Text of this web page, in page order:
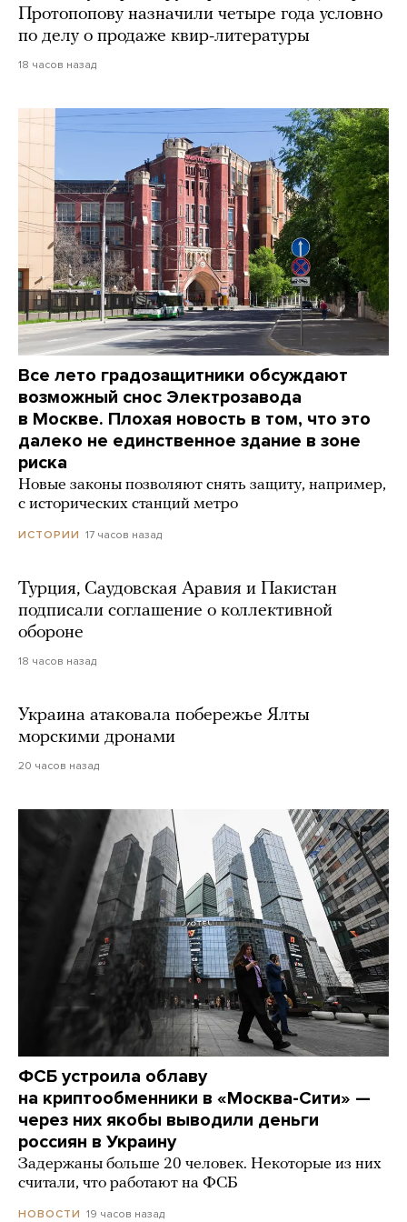
Протопопову назначили четыре года условно
по делу о продаже квир-литературы
18 часов назад
Все лето градозащитники обсуждают
возможный снос Электрозавода
в Москве. Плохая новость в том, что это
далеко не единственное здание в зоне
риска
Новые законы позволяют снять защиту, например,
с исторических станций метро
ИСТОРИИ 17 часов назад
Турция, Саудовская Аравия и Пакистан
подписали соглашение о коллективной
обороне
18 часов назад
Украина атаковала побережье Ялты
морскими дронами
20 часов назад
ФСБ устроила облаву
на криптообменники в «Москва-Сити» —
через них якобы выводили деньги
россиян в Украину
Задержаны больше 20 человек. Некоторые из них
считали, что работают на ФСБ
НОВОСТИ 19 часов назад